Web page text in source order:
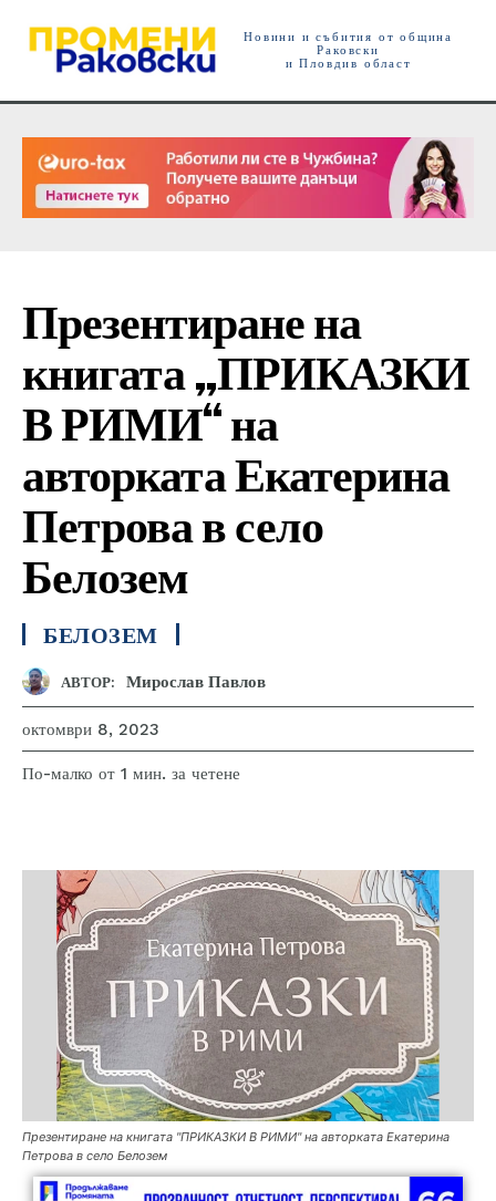
Новини и събития от община
Раковски
и Пловдив област
Презентиране на
книгата „ПРИКАЗКИ
В РИМИ“ на
авторката Екатерина
Петрова в село
Белозем
БЕЛОЗЕМ
АВТОР: Мирослав Павлов
октомври 8, 2023
По-малко от 1 мин. за четене
Презентиране на книгата "ПРИКАЗКИ В РИМИ" на авторката Екатерина
Петрова в село Белозем